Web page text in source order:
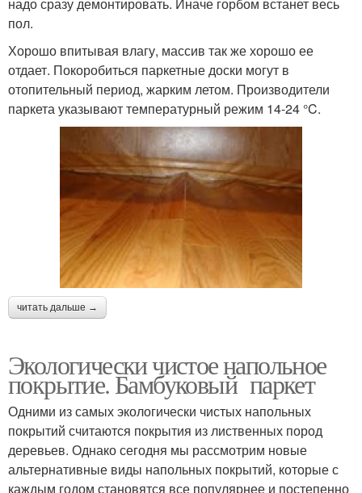
надо сразу демонтировать. Иначе горбом встанет весь
пол.
Хорошо впитывая влагу, массив так же хорошо ее
отдает. Покоробиться паркетные доски могут в
отопительный период, жарким летом. Производители
паркета указывают температурный режим 14-24 °C.
читать дальше →
Экологически чистое напольное
покрытие. Бамбуковый паркет
Одними из самых экологически чистых напольных
покрытий считаются покрытия из лиственных пород
деревьев. Однако сегодня мы рассмотрим новые
альтернативные виды напольных покрытий, которые с
каждым годом становятся все популярнее и постепенно